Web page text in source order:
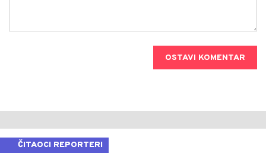
OSTAVI KOMENTAR
ČITAOCI REPORTERI